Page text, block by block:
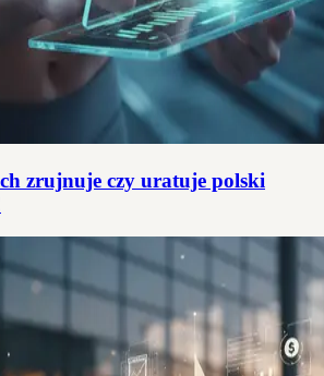
zrujnuje czy uratuje polski